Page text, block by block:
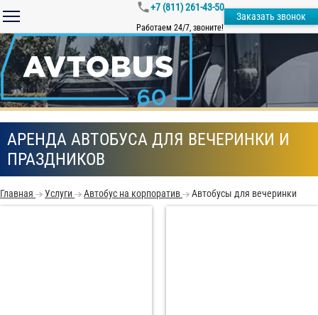
+7 (811) 261-43-50
Работаем 24/7, звоните!
Заказать звонок
АРЕНДА АВТОБУСА ДЛЯ ВЕЧЕРИНКИ И
ПРАЗДНИКОВ
Главная Услуги Автобус на корпоратив Автобусы для вечеринки